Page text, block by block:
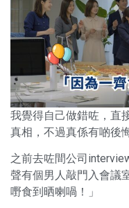
我覺得自己做錯咗，直
真相，不過真係有啲後悔
之前去咗間公司
聲有個男人敲門入會議
嘢食到晒喇喎！」